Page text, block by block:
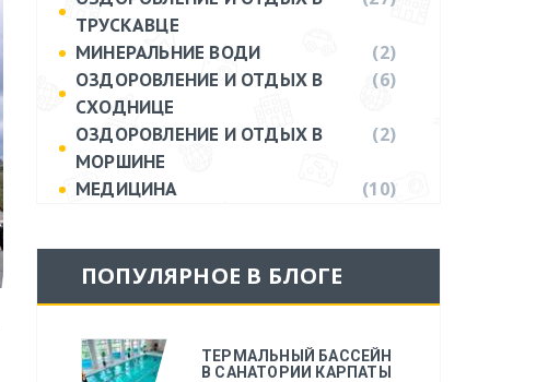
ТРУСКАВЦЕ
МИНЕРАЛЬНИЕ ВОДИ (2)
ОЗДОРОВЛЕНИЕ И ОТДЫХ В
СХОДНИЦЕ
(6)
ОЗДОРОВЛЕНИЕ И ОТДЫХ В
МОРШИНЕ
(2)
МЕДИЦИНА (10)
ПОПУЛЯРНОЕ В БЛОГЕ
ТЕРМАЛЬНЫЙ БАССЕЙН
В САНАТОРИИ КАРПАТЫ